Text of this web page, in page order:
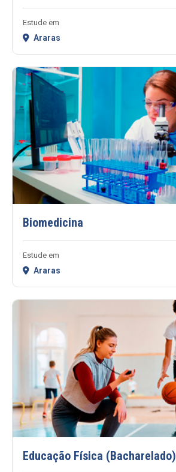
Estude em
Araras
Biomedicina
Estude em
Araras
Educação Física (Bacharelado)